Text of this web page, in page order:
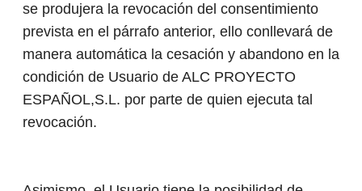
se produjera la revocación del consentimiento
prevista en el párrafo anterior, ello conllevará de
manera automática la cesación y abandono en la
condición de Usuario de ALC PROYECTO
ESPAÑOL,S.L. por parte de quien ejecuta tal
revocación.